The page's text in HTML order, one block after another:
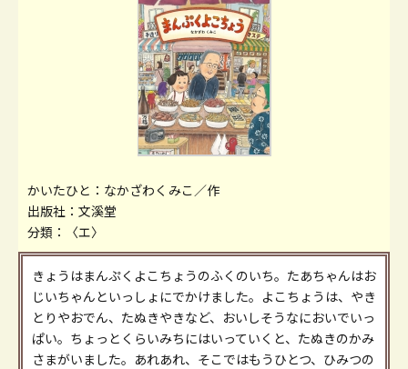
かいたひと：なかざわくみこ／作
出版社：文溪堂
分類：〈エ〉
きょうはまんぷくよこちょうのふくのいち。たあちゃんはお
じいちゃんといっしょにでかけました。よこちょうは、やき
とりやおでん、たぬきやきなど、おいしそうなにおいでいっ
ぱい。ちょっとくらいみちにはいっていくと、たぬきのかみ
さまがいました。あれあれ、そこではもうひとつ、ひみつの